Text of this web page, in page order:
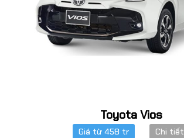
Toyota Vios
Giá từ 458 tr Chi tiết